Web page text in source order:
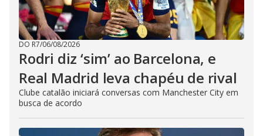
DO R7/06/08/2026
Rodri diz ‘sim’ ao Barcelona, e
Real Madrid leva chapéu de rival
Clube catalão iniciará conversas com Manchester City em
busca de acordo